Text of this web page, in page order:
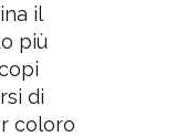
il
più
di
coloro